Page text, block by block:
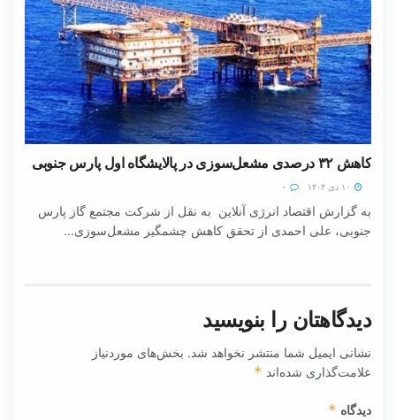
کاهش ۳۲ درصدی مشعل‌سوزی در پالایشگاه اول پارس جنوبی
به گزارش اقتصاد انرژی آنلاین به نقل از شرکت مجتمع گاز پارس
جنوبی، علی احمدی از تحقق کاهش چشمگیر مشعل‌سوزی...
دیدگاهتان را بنویسید
نشانی ایمیل شما منتشر نخواهد شد. بخش‌های موردنیاز
علامت‌گذاری شده‌اند *
دیدگاه *